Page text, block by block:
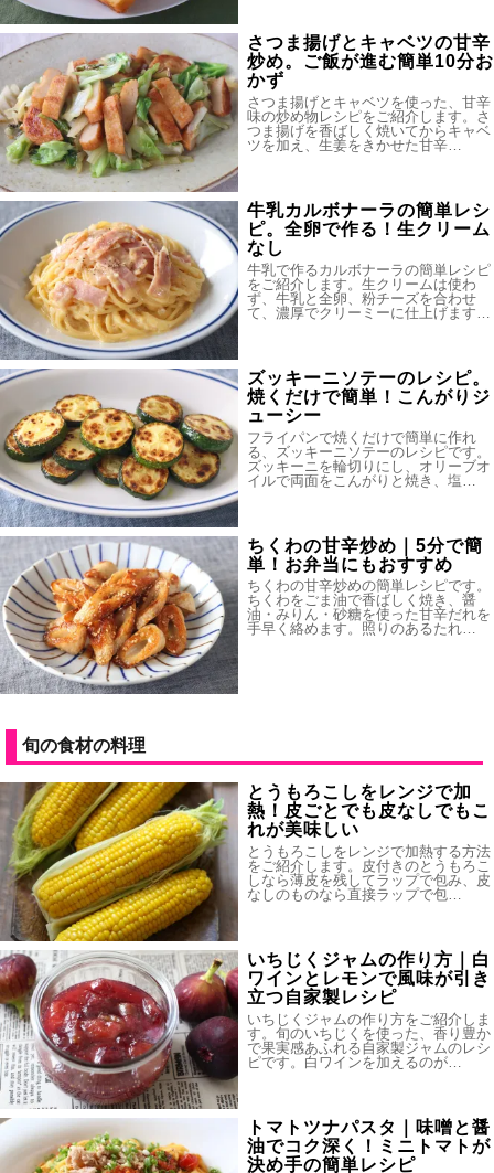
さつま揚げとキャベツの甘辛
炒め。ご飯が進む簡単10分お
かず
さつま揚げとキャベツを使った、甘辛
味の炒め物レシピをご紹介します。さ
つま揚げを香ばしく焼いてからキャベ
ツを加え、生姜をきかせた甘辛…
牛乳カルボナーラの簡単レシ
ピ。全卵で作る！生クリーム
なし
牛乳で作るカルボナーラの簡単レシピ
をご紹介します。生クリームは使わ
ず、牛乳と全卵、粉チーズを合わせ
て、濃厚でクリーミーに仕上げます…
ズッキーニソテーのレシピ。
焼くだけで簡単！こんがりジ
ューシー
フライパンで焼くだけで簡単に作れ
る、ズッキーニソテーのレシピです。
ズッキーニを輪切りにし、オリーブオ
イルで両面をこんがりと焼き、塩…
ちくわの甘辛炒め｜5分で簡
単！お弁当にもおすすめ
ちくわの甘辛炒めの簡単レシピです。
ちくわをごま油で香ばしく焼き、醤
油・みりん・砂糖を使った甘辛だれを
手早く絡めます。照りのあるたれ…
旬の食材の料理
とうもろこしをレンジで加
熱！皮ごとでも皮なしでもこ
れが美味しい
とうもろこしをレンジで加熱する方法
をご紹介します。皮付きのとうもろこ
しなら薄皮を残してラップで包み、皮
なしのものなら直接ラップで包…
いちじくジャムの作り方｜白
ワインとレモンで風味が引き
立つ自家製レシピ
いちじくジャムの作り方をご紹介しま
す。旬のいちじくを使った、香り豊か
で果実感あふれる自家製ジャムのレシ
ピです。白ワインを加えるのが…
トマトツナパスタ｜味噌と醤
油でコク深く！ミニトマトが
決め手の簡単レシピ